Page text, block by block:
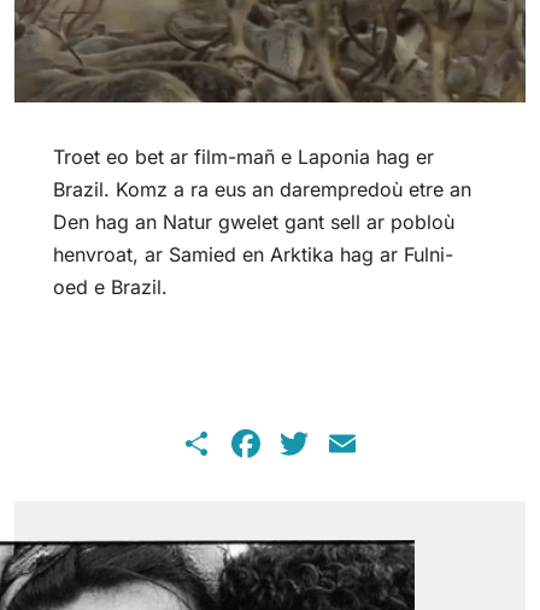
Troet eo bet ar film-mañ e Laponia hag er
Brazil. Komz a ra eus an darempredoù etre an
Den hag an Natur gwelet gant sell ar pobloù
henvroat, ar Samied en Arktika hag ar Fulni-
oed e Brazil.
ShareFacebook
Twitter